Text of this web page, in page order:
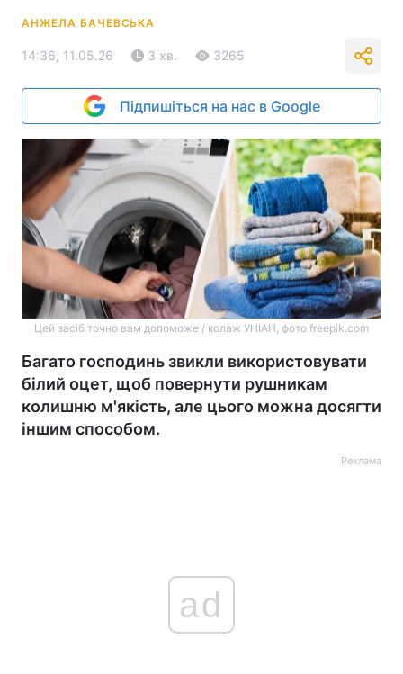
АНЖЕЛА БАЧЕВСЬКА
14:36, 11.05.26 3 хв. 3265
Підпишіться на нас в Google
Цей засіб точно вам допоможе / колаж УНІАН, фото freepik.com
Багато господинь звикли використовувати
білий оцет, щоб повернути рушникам
колишню м'якість, але цього можна досягти
іншим способом.
Реклама
ad